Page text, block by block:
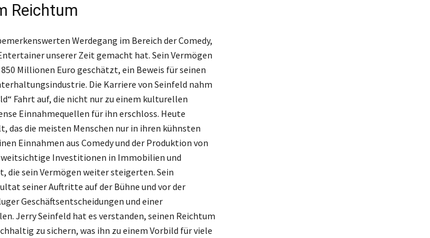
Reichtum
Werdegang im Bereich der Comedy,
unserer Zeit gemacht hat. Sein Vermögen
Millionen Euro geschätzt, ein Beweis für seinen
Die Karriere von Seinfeld nahm
Fahrt auf, die nicht nur zu einem kulturellen
Einnahmequellen für ihn erschloss. Heute
das die meisten Menschen nur in ihren kühnsten
Einnahmen aus Comedy und der Produktion von
weitsichtige Investitionen in Immobilien und
sein Vermögen weiter steigerten. Sein
seiner Auftritte auf der Bühne und vor der
Geschäftsentscheidungen und einer
Jerry Seinfeld hat es verstanden, seinen Reichtum
zu sichern, was ihn zu einem Vorbild für viele